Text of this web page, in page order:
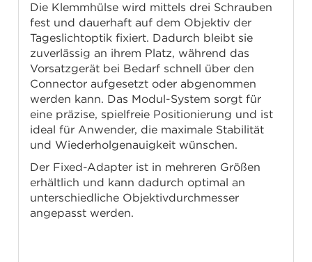
Die Klemmhülse wird mittels drei Schrauben
fest und dauerhaft auf dem Objektiv der
Tageslichtoptik fixiert. Dadurch bleibt sie
zuverlässig an ihrem Platz, während das
Vorsatzgerät bei Bedarf schnell über den
Connector aufgesetzt oder abgenommen
werden kann. Das Modul-System sorgt für
eine präzise, spielfreie Positionierung und ist
ideal für Anwender, die maximale Stabilität
und Wiederholgenauigkeit wünschen.
Der Fixed-Adapter ist in mehreren Größen
erhältlich und kann dadurch optimal an
unterschiedliche Objektivdurchmesser
angepasst werden.